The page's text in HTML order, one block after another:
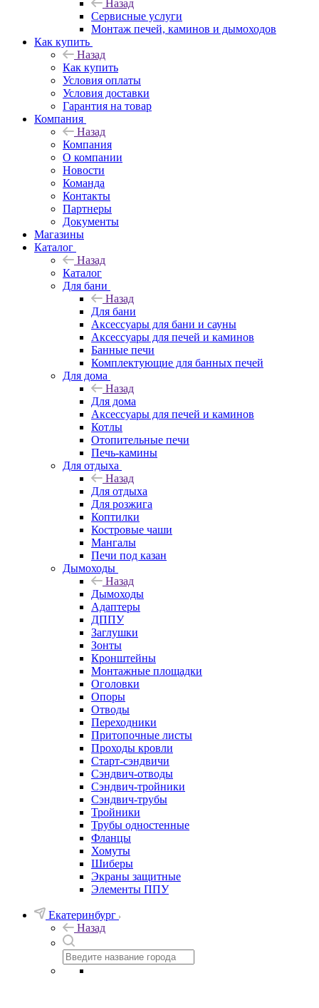
Назад
Сервисные услуги
Монтаж печей, каминов и дымоходов
Как купить
Назад
Как купить
Условия оплаты
Условия доставки
Гарантия на товар
Компания
Назад
Компания
О компании
Новости
Команда
Контакты
Партнеры
Документы
Магазины
Каталог
Назад
Каталог
Для бани
Назад
Для бани
Аксессуары для бани и сауны
Аксессуары для печей и каминов
Банные печи
Комплектующие для банных печей
Для дома
Назад
Для дома
Аксессуары для печей и каминов
Котлы
Отопительные печи
Печь-камины
Для отдыха
Назад
Для отдыха
Для розжига
Коптилки
Костровые чаши
Мангалы
Печи под казан
Дымоходы
Назад
Дымоходы
Адаптеры
ДППУ
Заглушки
Зонты
Кронштейны
Монтажные площадки
Оголовки
Опоры
Отводы
Переходники
Притопочные листы
Проходы кровли
Старт-сэндвичи
Сэндвич-отводы
Сэндвич-тройники
Сэндвич-трубы
Тройники
Трубы одностенные
Фланцы
Хомуты
Шиберы
Экраны защитные
Элементы ППУ
Екатеринбург
Назад